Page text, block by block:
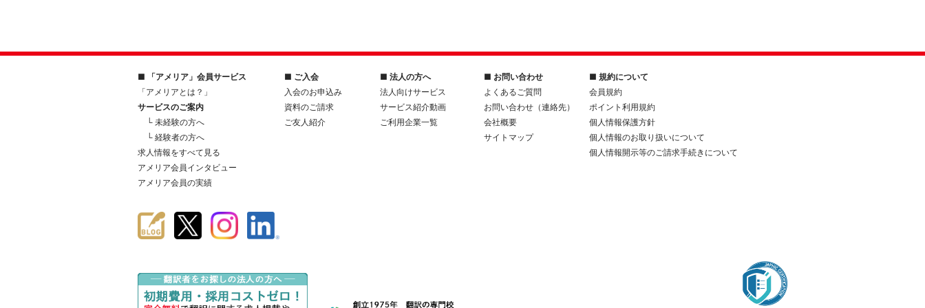
■ 「アメリア」会員サービス
「アメリアとは？」
サービスのご案内
└ 未経験の方へ
└ 経験者の方へ
求人情報をすべて見る
アメリア会員インタビュー
アメリア会員の実績
■ ご入会
入会のお申込み
資料のご請求
ご友人紹介
■ 法人の方へ
法人向けサービス
サービス紹介動画
ご利用企業一覧
■ お問い合わせ
よくあるご質問
お問い合わせ（連絡先）
会社概要
サイトマップ
■ 規約について
会員規約
ポイント利用規約
個人情報保護方針
個人情報のお取り扱いについて
個人情報開示等のご請求手続きについて